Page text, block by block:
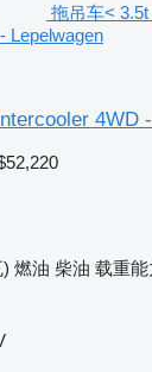
拖吊车<
Lepelwagen
4WD
燃油 柴油 载重能